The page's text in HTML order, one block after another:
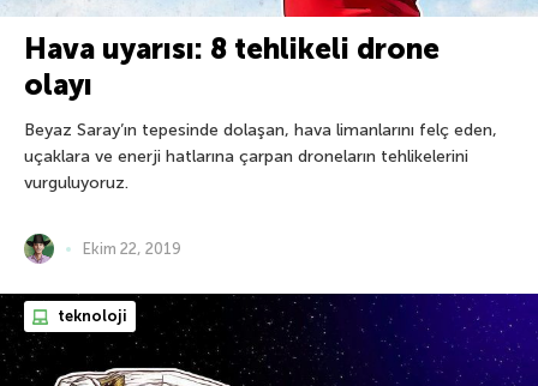
Hava uyarısı: 8 tehlikeli drone
olayı
Beyaz Saray’ın tepesinde dolaşan, hava limanlarını felç eden,
uçaklara ve enerji hatlarına çarpan droneların tehlikelerini
vurguluyoruz.
Ekim 22, 2019
teknoloji